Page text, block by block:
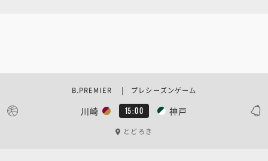
川崎 15:00 神戸
B.PREMIER | プレシーズンゲーム
とどろき